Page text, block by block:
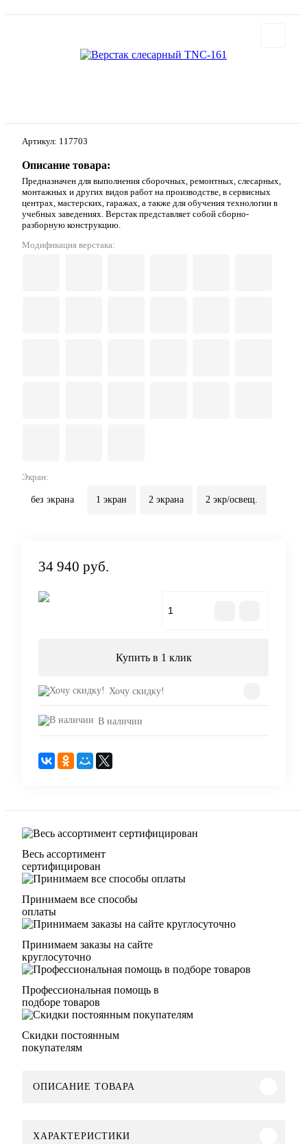
Артикул: 117703
Описание товара:
Предназначен для выполнения сборочных, ремонтных, слесарных,
монтажных и других видов работ на производстве, в сервисных
центрах, мастерских, гаражах, а также для обучения технологии в
учебных заведениях. Верстак представляет собой сборно-
разборную конструкцию.
Модификация верстака:
Экран:
без экрана 1 экран 2 экрана 2 экр/освещ.
34 940 руб.
Купить в 1 клик
Хочу скидку!
В наличии
Весь ассортимент
сертифицирован
Принимаем все способы
оплаты
Принимаем заказы на сайте
круглосуточно
Профессиональная помощь в
подборе товаров
Скидки постоянным
покупателям
ОПИСАНИЕ ТОВАРА
ХАРАКТЕРИСТИКИ